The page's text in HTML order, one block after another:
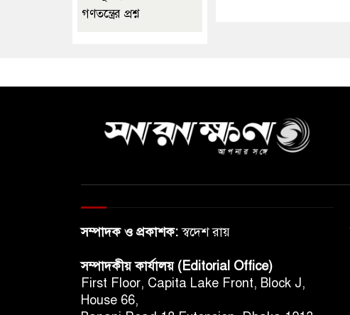
গণতন্ত্রের প্রশ্ন
সম্পাদক ও প্রকাশক:স্বদেশ রায়
সম্পাদকীয় কার্যালয় (Editorial Office)
First Floor, Capita Lake Front, Block J,
House 66,